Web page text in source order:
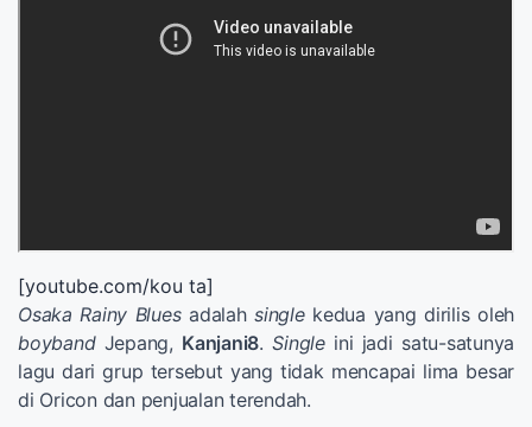
[youtube.com/kou ta]
Osaka Rainy Bluesadalahsinglekedua yang dirilis oleh
boybandJepang, Kanjani8.Singleini jadi satu-satunya
lagu dari grup tersebut yang tidak mencapai lima besar
di Oricon dan penjualan terendah.